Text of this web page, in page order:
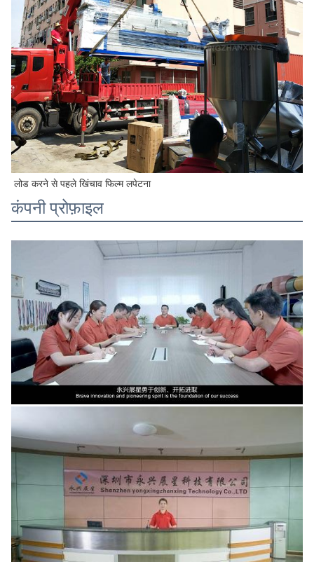
लोड करने से पहले खिंचाव फिल्म लपेटना
कंपनी प्रोफ़ाइल